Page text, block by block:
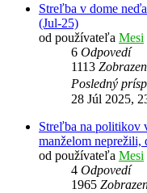
Streľba v dome
(Jul-25)
od používateľa Mesi
6 Odpovedí
1113
Posledný
28 Júl 2025,
Streľba na politikov
manželom neprežili,
od používateľa Mesi
4 Odpovedí
1965